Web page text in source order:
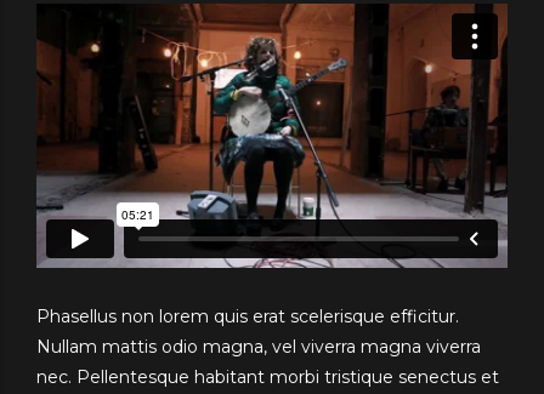
Phasellus non lorem quis erat scelerisque efficitur.
Nullam mattis odio magna, vel viverra magna viverra
nec. Pellentesque habitant morbi tristique senectus et